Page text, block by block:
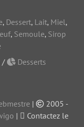
, Dessert, Lait, Miel,
, Semoule, Sirop
/ Desserts
|
2005 -
|
Contactez le